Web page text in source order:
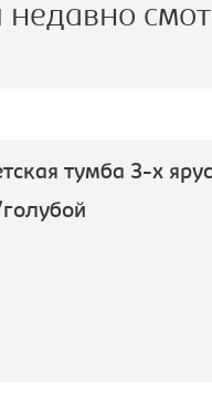
недавно
тумба 3-х